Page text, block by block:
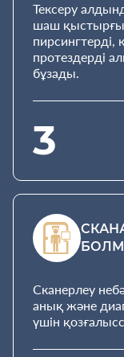
Тексеру
шаш
пирсингтерді,
протездерді
бұзады.
3
Сканерлеу
анық және
үшін